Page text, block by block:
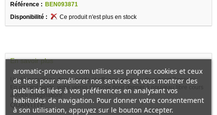
Référence : BEN093871
Disponibilité :
Ce produit n'est plus en stock
En savoir plus
Un démaquillage doux, rapide et efficace grâce au dissolvant Benecos.
En un seul geste, votre vernis s'envole pour donner à nouveau libre cours
à votre imagination!
QUANTITÉ
aromatic-provence.com utilise ses propres cookies et ceux
de tiers pour améliorer nos services et vous montrer des
publicités liées à vos préférences en analysant vos
habitudes de navigation. Pour donner votre consentement
à son utilisation, appuyez sur le bouton Accepter.